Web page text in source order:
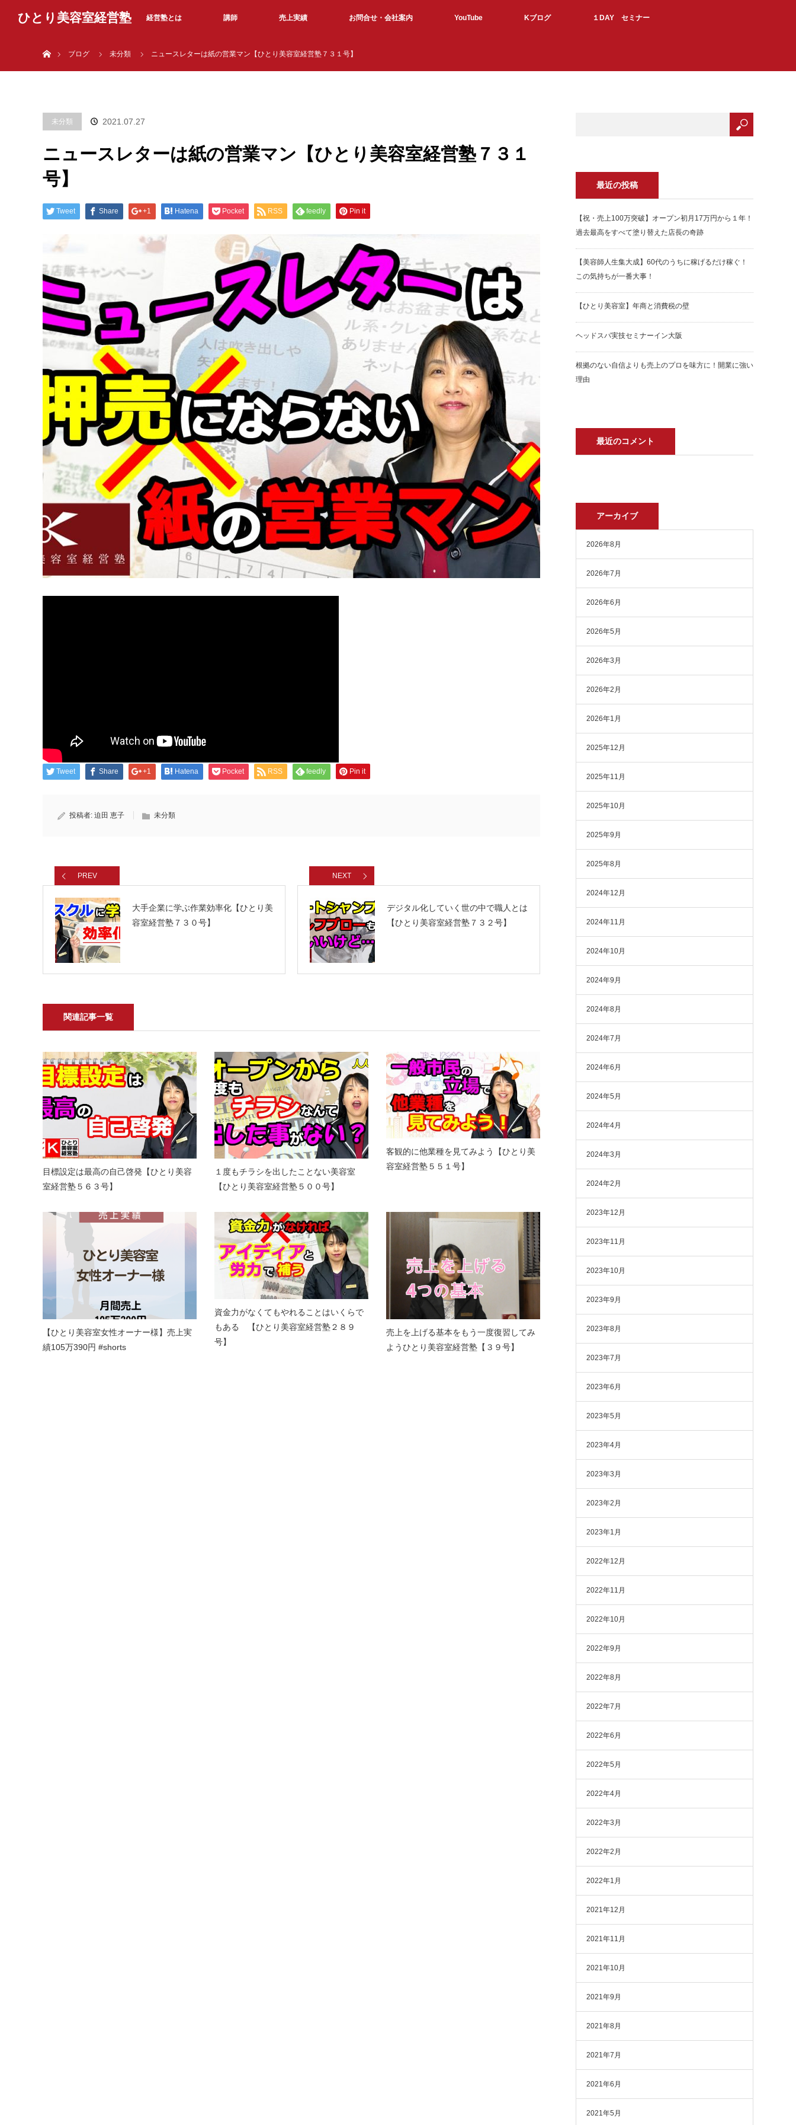
ひとり美容室経営塾 経営塾とは 講師 売上実績 お問合せ・会社案内 YouTube Kブログ １DAY セミナー
ブログ
未分類 ニュースレターは紙の営業マン【ひとり美容室経営塾７３１号】
未分類 2021.07.27
ニュースレターは紙の営業マン【ひとり美容室経営塾７３１
号】
Tweet Share +1 Hatena Pocket RSS feedly Pin it
Tweet Share +1 Hatena Pocket RSS feedly Pin it
投稿者: 迫田 恵子 未分類
PREV
大手企業に学ぶ作業効率化【ひとり美
容室経営塾７３０号】
NEXT
デジタル化していく世の中で職人とは
【ひとり美容室経営塾７３２号】
関連記事一覧
目標設定は最高の自己啓発【ひとり美容
室経営塾５６３号】
１度もチラシを出したことない美容室
【ひとり美容室経営塾５００号】
客観的に他業種を見てみよう【ひとり美
容室経営塾５５１号】
【ひとり美容室女性オーナー様】売上実
績105万390円 #shorts
資金力がなくてもやれることはいくらで
もある 【ひとり美容室経営塾２８９
号】
売上を上げる基本をもう一度復習してみ
ようひとり美容室経営塾【３９号】
最近の投稿
【祝・売上100万突破】オープン初月17万円から１年！
過去最高をすべて塗り替えた店長の奇跡
【美容師人生集大成】60代のうちに稼げるだけ稼ぐ！
この気持ちが一番大事！
【ひとり美容室】年商と消費税の壁
ヘッドスパ実技セミナーイン大阪
根拠のない自信よりも売上のプロを味方に！開業に強い
理由
最近のコメント
アーカイブ
2026年8月
2026年7月
2026年6月
2026年5月
2026年3月
2026年2月
2026年1月
2025年12月
2025年11月
2025年10月
2025年9月
2025年8月
2024年12月
2024年11月
2024年10月
2024年9月
2024年8月
2024年7月
2024年6月
2024年5月
2024年4月
2024年3月
2024年2月
2023年12月
2023年11月
2023年10月
2023年9月
2023年8月
2023年7月
2023年6月
2023年5月
2023年4月
2023年3月
2023年2月
2023年1月
2022年12月
2022年11月
2022年10月
2022年9月
2022年8月
2022年7月
2022年6月
2022年5月
2022年4月
2022年3月
2022年2月
2022年1月
2021年12月
2021年11月
2021年10月
2021年9月
2021年8月
2021年7月
2021年6月
2021年5月